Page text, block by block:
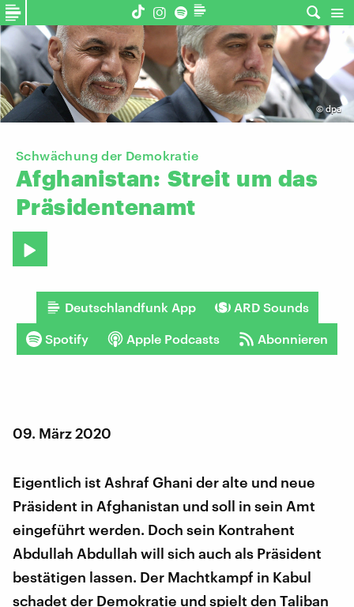
©dpa
Schwächung der Demokratie
Afghanistan: Streit um das
Präsidentenamt
Deutschlandfunk App ARD Sounds
Spotify Apple Podcasts Abonnieren
09. März 2020
Eigentlich ist Ashraf Ghani der alte und neue
Präsident in Afghanistan und soll in sein Amt
eingeführt werden. Doch sein Kontrahent
Abdullah Abdullah will sich auch als Präsident
bestätigen lassen. Der Machtkampf in Kabul
schadet der Demokratie und spielt den Taliban